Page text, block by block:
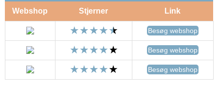
Webshop Stjerner Link
Besøg webshop
Besøg webshop
Besøg webshop